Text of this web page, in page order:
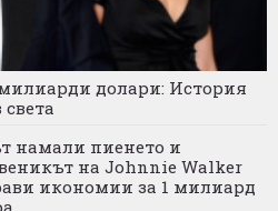
долари: История
намали пиенето и
на Johnnie Walker
икономии за 1 милиард